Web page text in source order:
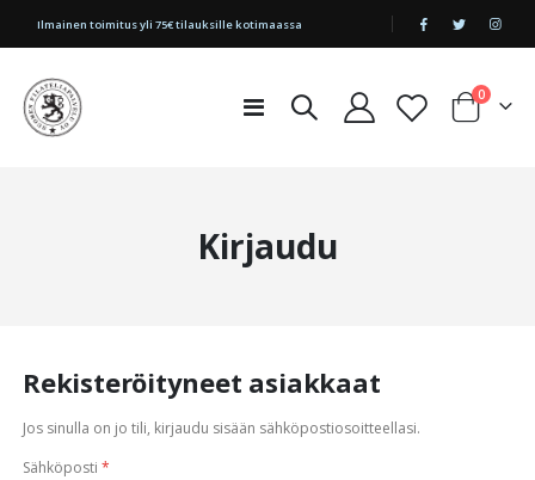
|
Ilmainen toimitus yli 75€ tilauksille kotimaassa
Toggle
Cart
0tuotetta
Kirjaudu
Rekisteröityneet asiakkaat
Jos sinulla on jo tili, kirjaudu sisään sähköpostiosoitteellasi.
Sähköposti